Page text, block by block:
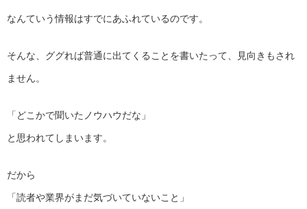
なんていう情報はすでにあふれているのです。
そんな、ググれば普通に出てくることを書いたって、見向きもされ
ません。
「どこかで聞いたノウハウだな」
と思われてしまいます。
だから
「読者や業界がまだ気づいていないこと」